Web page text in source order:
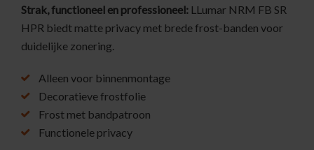
Strak, functioneel en professioneel: LLumar NRM FB SR
HPR biedt matte privacy met brede frost-banden voor
duidelijke zonering.
Alleen voor binnenmontage
Decoratieve frostfolie
Frost met bandpatroon
Functionele privacy